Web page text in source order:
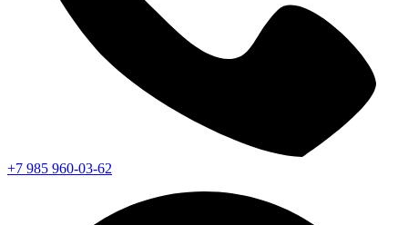
+7 985 960-03-62